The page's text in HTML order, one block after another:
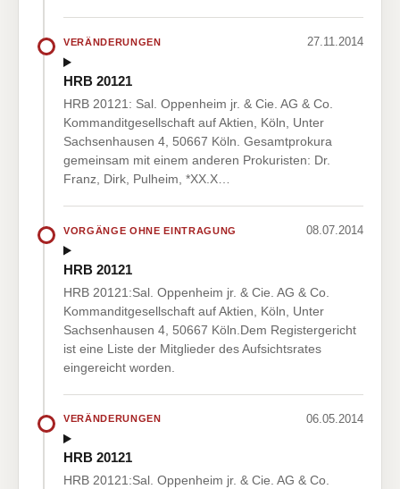
VERÄNDERUNGEN 27.11.2014
HRB 20121
HRB 20121: Sal. Oppenheim jr. & Cie. AG & Co.
Kommanditgesellschaft auf Aktien, Köln, Unter
Sachsenhausen 4, 50667 Köln. Gesamtprokura
gemeinsam mit einem anderen Prokuristen: Dr.
Franz, Dirk, Pulheim, *XX.X…
VORGÄNGE OHNE EINTRAGUNG 08.07.2014
HRB 20121
HRB 20121:Sal. Oppenheim jr. & Cie. AG & Co.
Kommanditgesellschaft auf Aktien, Köln, Unter
Sachsenhausen 4, 50667 Köln.Dem Registergericht
ist eine Liste der Mitglieder des Aufsichtsrates
eingereicht worden.
VERÄNDERUNGEN 06.05.2014
HRB 20121
HRB 20121:Sal. Oppenheim jr. & Cie. AG & Co.